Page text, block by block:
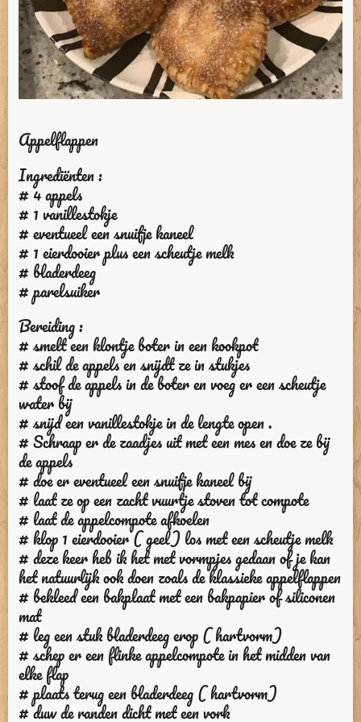
Appelflappen
Ingrediënten :
# 4 appels
# 1 vanillestokje
# eventueel een snuifje kaneel
# 1 eierdooier plus een scheutje melk
# bladerdeeg
# parelsuiker
Bereiding :
# smelt een klontje boter in een kookpot
# schil de appels en snijdt ze in stukjes
# stoof de appels in de boter en voeg er een scheutje
water bij
# snijd een vanillestokje in de lengte open .
# Schraap er de zaadjes uit met een mes en doe ze bij
de appels
# doe er eventueel een snuifje kaneel bij
# laat ze op een zacht vuurtje stoven tot compote
# laat de appelcompote afkoelen
# klop 1 eierdooier ( geel) los met een scheutje melk
# deze keer heb ik het met vormpjes gedaan of je kan
het natuurlijk ook doen zoals de klassieke appelflappen
# bekleed een bakplaat met een bakpapier of siliconen
mat
# leg een stuk bladerdeeg erop ( hartvorm)
# schep er een flinke appelcompote in het midden van
elke flap
# plaats terug een bladerdeeg ( hartvorm)
# duw de randen dicht met een vork